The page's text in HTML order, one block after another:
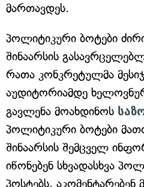
მართავდეს.
პოლიტიკური ბოტები
შინაარსის
რათა კონკრეტულმა
აუდიტორიამდე
გავლენა მოახდინოს
პოლიტიკური ბოტები
შინაარსის შემცველ
იწონებენ სხვადასხვა
პოსტებს,